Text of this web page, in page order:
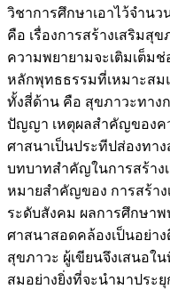
วิชาการศึกษาเอาไว้จำน
คือ เรื่องการสร้างเสริมสุ
ความพยายามจะเติมเต็ม
หลักพุทธธรรมที่เหมาะสม
ทั้งสี่ด้าน คือ สุขภาวะทาง
ปัญญา เหตุผลสำคัญของค
ศาสนาเป็นประทีปส่องทา
บทบาทสำคัญในการสร้าง
หมายสำคัญของ การสร้า
ระดับสังคม ผลการศึกษา
ศาสนาสอดคล้องเป็นอย่า
สุขภาวะ ผู้เขียนจึงเสนอใ
สมอย่างยิ่งที่จะนำมาประ